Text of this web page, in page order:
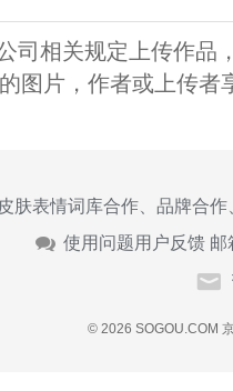
司相关规定上传作品
图片，作者或上传者
皮肤表情词库合作、品牌合
使用问题用户反馈 邮
© 2026 SOGOU.COM